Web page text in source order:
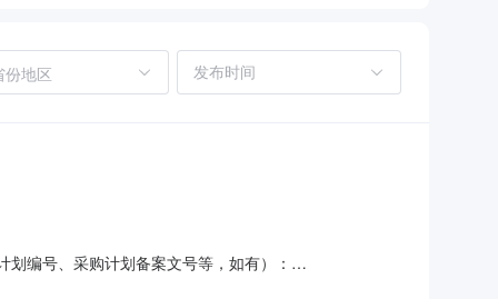
份地区
编号、采购计划备案文号等，如有）：